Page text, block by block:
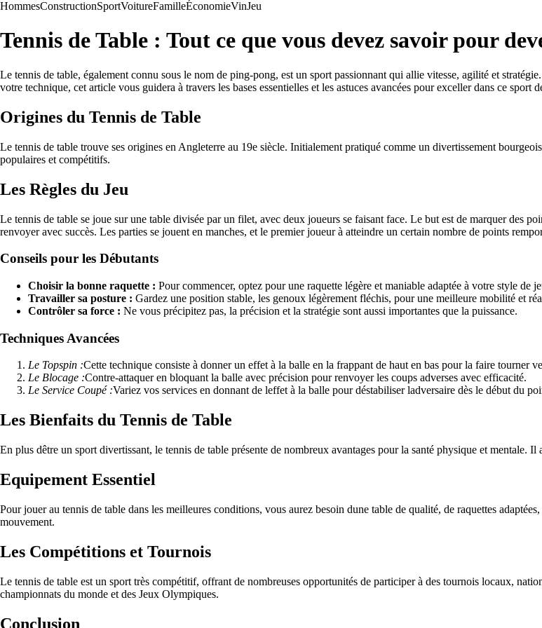
HommesConstructionSportVoitureFamilleÉconomieVinJeu
Tennis de Table : Tout ce que vous devez savoir pour
Le tennis de table, également connu sous le nom de ping-pong, est un sport passionnant qui allie vitesse, agilité et
votre technique, cet article vous guidera à travers les bases essentielles et les astuces avancées pour exceller dans ce sport
Origines du Tennis de Table
Le tennis de table trouve ses origines en Angleterre au 19e siècle. Initialement pratiqué comme un divertissement
populaires et compétitifs.
Les Règles du Jeu
Le tennis de table se joue sur une table divisée par un filet, avec deux joueurs se faisant face. Le but est de marquer des
renvoyer avec succès. Les parties se jouent en manches, et le premier joueur à atteindre un certain nombre de points
Conseils pour les Débutants
Choisir la bonne raquette : Pour commencer, optez pour une raquette légère et maniable adaptée à votre style de
Travailler sa posture : Gardez une position stable, les genoux légèrement fléchis, pour une meilleure mobilité et
Contrôler sa force : Ne vous précipitez pas, la précision et la stratégie sont aussi importantes que la puissance.
Techniques Avancées
Le Topspin :Cette technique consiste à donner un effet à la balle en la frappant de haut en bas pour la faire tourner
Le Blocage :Contre-attaquer en bloquant la balle avec précision pour renvoyer les coups adverses avec efficacité.
Le Service Coupé :Variez vos services en donnant de leffet à la balle pour déstabiliser ladversaire dès le début du
Les Bienfaits du Tennis de Table
En plus dêtre un sport divertissant, le tennis de table présente de nombreux avantages pour la santé physique et mentale.
Equipement Essentiel
Pour jouer au tennis de table dans les meilleures conditions, vous aurez besoin dune table de qualité, de raquettes
mouvement.
Les Compétitions et Tournois
Le tennis de table est un sport très compétitif, offrant de nombreuses opportunités de participer à des tournois locaux,
championnats du monde et des Jeux Olympiques.
Conclusion